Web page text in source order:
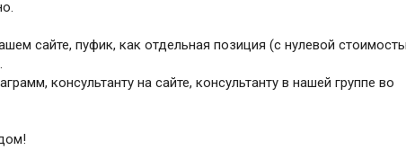
сайте, пуфик, как отдельная позиция (с нулевой
консультанту на сайте, консультанту в нашей группе во